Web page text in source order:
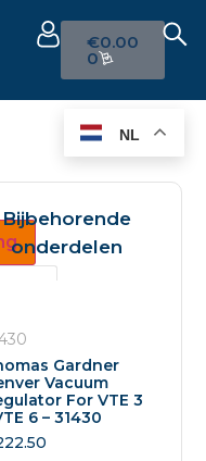
€0.00
0
Bijbehorende
onderdelen
Gardner
Vacuum
For VTE 3
6 – 31430
NL